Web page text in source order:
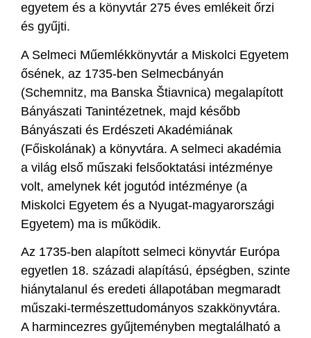
egyetem és a könyvtár 275 éves emlékeit őrzi
és gyűjti.
A Selmeci Műemlékkönyvtár a Miskolci Egyetem
ősének, az 1735-ben Selmecbányán
(Schemnitz, ma Banska Štiavnica) megalapított
Bányászati Tanintézetnek, majd később
Bányászati és Erdészeti Akadémiának
(Főiskolának) a könyvtára. A selmeci akadémia
a világ első műszaki felsőoktatási intézménye
volt, amelynek két jogutód intézménye (a
Miskolci Egyetem és a Nyugat-magyarországi
Egyetem) ma is működik.
Az 1735-ben alapított selmeci könyvtár Európa
egyetlen 18. századi alapítású, épségben, szinte
hiánytalanul és eredeti állapotában megmaradt
műszaki-természettudományos szakkönyvtára.
A harmincezres gyűjteményben megtalálható a